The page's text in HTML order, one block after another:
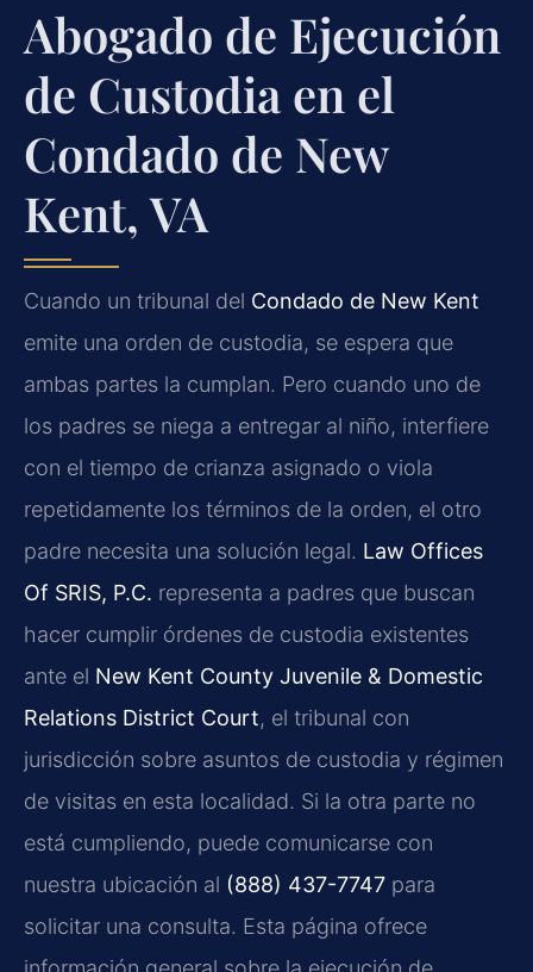
Abogado de Ejecución
de Custodia en el
Condado de New
Kent, VA
Cuando un tribunal del Condado de New Kent
emite una orden de custodia, se espera que
ambas partes la cumplan. Pero cuando uno de
los padres se niega a entregar al niño, interfiere
con el tiempo de crianza asignado o viola
repetidamente los términos de la orden, el otro
padre necesita una solución legal. Law Offices
Of SRIS, P.C. representa a padres que buscan
hacer cumplir órdenes de custodia existentes
ante el New Kent County Juvenile & Domestic
Relations District Court, el tribunal con
jurisdicción sobre asuntos de custodia y régimen
de visitas en esta localidad. Si la otra parte no
está cumpliendo, puede comunicarse con
nuestra ubicación al (888) 437-7747 para
solicitar una consulta. Esta página ofrece